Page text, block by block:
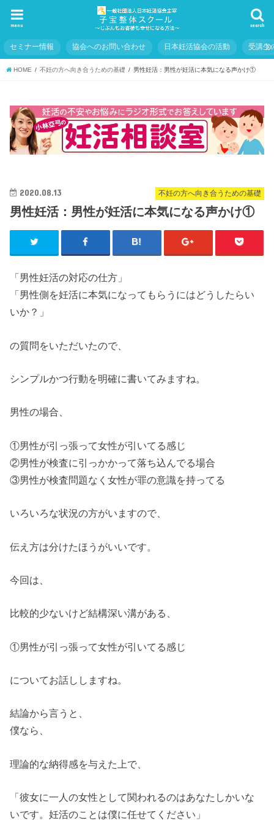
search
menu
セミナー情報 協会へのお問い合わせ 日本妊活協会の活動 受講生
HOME 不妊の方へ向き合うための基礎 男性妊活：男性が妊活に本気になる声かけ①
不妊の方へ向き合うための基礎
2020.08.13
男性妊活：男性が妊活に本気になる声かけ①
「男性妊活の対応の仕方」
「男性側を妊活に本気になってもらうにはどうしたらい
いか？」
の質問をいただいたので、
シンプルかつ行動を明確に書いてみますね。
男性の場合、
①男性が引っ張って女性が引いてる感じ
②男性が検査に引っかかって落ち込んでる場合
③男性が検査問題なく女性が罪の意識を持ってる
いろいろな状況の方がいますので、
伝え方は分けたほうがいいです。
今回は、
比較的少ないけど結構深い溝がある、
①男性が引っ張って女性が引いてる感じ
についてお話ししますね。
結論から言うと、
僕なら、
理論的な納得感を与えた上で、
「彼女に一人の女性として関われるのはあなたしかいな
いです。妊活のことは僕に任せてください」